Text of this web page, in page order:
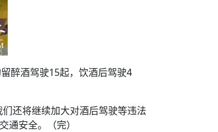
醉酒驾驶15起，饮酒后驾驶4
还将继续加大对酒后驾驶等违法
安全。（完）